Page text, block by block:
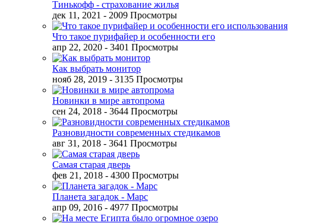
Тинькофф - страхование жилья
дек 11, 2021 - 2009 Просмотры
Что такое пурифайер и особенности его
апр 22, 2020 - 3401 Просмотры
Как выбрать монитор
нояб 28, 2019 - 3135 Просмотры
Новинки в мире автопрома
сен 24, 2018 - 3644 Просмотры
Разновидности современных стедикамов
авг 31, 2018 - 3641 Просмотры
Самая старая дверь
фев 21, 2018 - 4300 Просмотры
Планета загадок - Марс
апр 09, 2016 - 4977 Просмотры